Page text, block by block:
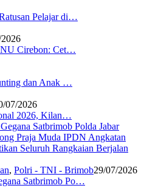
Pelajar di…
Cirebon: Cet…
dan Anak …
07/2026
2026, Kilan…
, Polri - TNI - Brimob29/07/2026
Satbrimob Po…